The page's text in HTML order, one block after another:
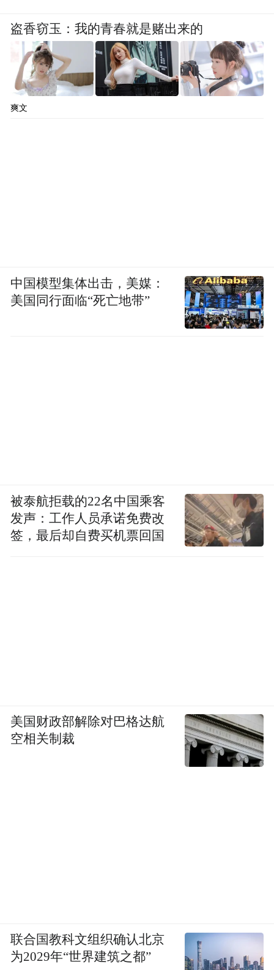
盗香窃玉：我的青春就是赌出来的
爽文
中国模型集体出击，美媒：
美国同行面临“死亡地带”
被泰航拒载的22名中国乘客
发声：工作人员承诺免费改
签，最后却自费买机票回国
美国财政部解除对巴格达航
空相关制裁
联合国教科文组织确认北京
为2029年“世界建筑之都”